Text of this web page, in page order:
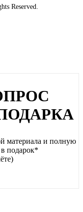
Reserved.
материала и полную
подарок*